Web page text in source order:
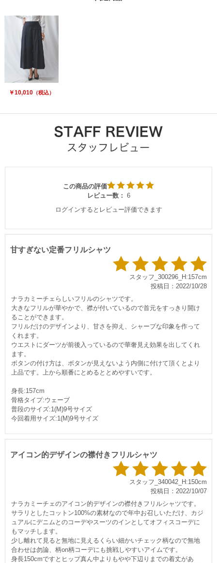
￥10,010（税込）
この商品の評価
レビュー数： 6
ログインするとレビュー評価できます
甘すぎない定番フリルシャツ
スタッフ_300296_H:157cm
投稿日：2022/10/28
ナラカミーチェらしいフリルのシャツです。
大きなフリルが華やかで、襟が付いているので首元をすっきり開け
ることができます。
フリルだけのデザインより、甘さを抑え、シャープな印象を作って
くれます。
ウエストにダーツが前後入っているので華奢見え効果を出してくれ
ます。
ボタンの付け方は、ボタンが見えないよう内側に付けて頂くとより
上品です。上から順番にとめるととめやすいです。
身長:157cm
骨格タイプ:ウェーブ
普段のサイズ:1(M)9号サイズ
今回着用サイズ:1(M)9号サイズ
アイコン的デザインの襟付きフリルシャツ
スタッフ_340042_H:150cm
投稿日：2022/10/07
ナラカミーチェのアイコン的デザインの襟付きフリルシャツです。
サラリとしたコットン100%の素材なので年中お召しいただけ、カジ
ュアルにデニムとのコーデやスーツのインとしてオフィスコーデに
もマッチします。
少し離れて見ると無地に見えるくらい細かいチェック柄なので無地
合わせは勿論、柄on柄コーデにも挑戦しやすいアイムです。
身長150cmですとヒップ真ん中よりもやや下辺りまでの着丈があ